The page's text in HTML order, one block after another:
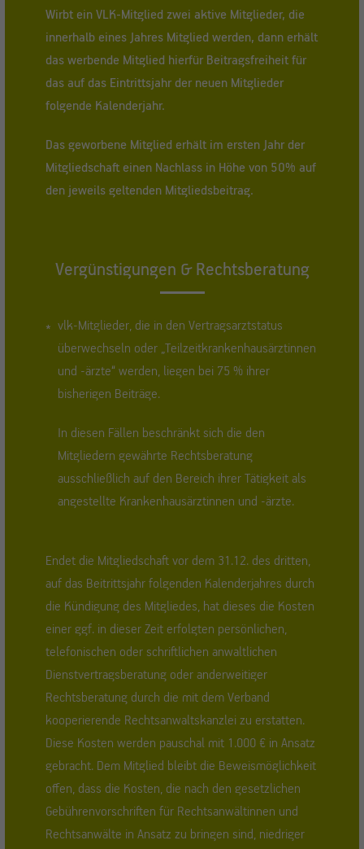
Wirbt ein VLK-Mitglied zwei aktive Mitglieder, die
innerhalb eines Jahres Mitglied werden, dann erhält
das werbende Mitglied hierfür Beitragsfreiheit für
das auf das Eintrittsjahr der neuen Mitglieder
folgende Kalenderjahr.
Das geworbene Mitglied erhält im ersten Jahr der
Mitgliedschaft einen Nachlass in Höhe von 50% auf
den jeweils geltenden Mitgliedsbeitrag.
Vergünstigungen & Rechtsberatung
* vlk-Mitglieder, die in den Vertragsarztstatus
überwechseln oder „Teilzeitkrankenhausärztinnen
und -ärzte“ werden, liegen bei 75 % ihrer
bisherigen Beiträge.
In diesen Fällen beschränkt sich die den
Mitgliedern gewährte Rechtsberatung
ausschließlich auf den Bereich ihrer Tätigkeit als
angestellte Krankenhausärztinnen und -ärzte.
Endet die Mitgliedschaft vor dem 31.12. des dritten,
auf das Beitrittsjahr folgenden Kalenderjahres durch
die Kündigung des Mitgliedes, hat dieses die Kosten
einer ggf. in dieser Zeit erfolgten persönlichen,
telefonischen oder schriftlichen anwaltlichen
Dienstvertragsberatung oder anderweitiger
Rechtsberatung durch die mit dem Verband
kooperierende Rechtsanwaltskanzlei zu erstatten.
Diese Kosten werden pauschal mit 1.000 € in Ansatz
gebracht. Dem Mitglied bleibt die Beweismöglichkeit
offen, dass die Kosten, die nach den gesetzlichen
Gebührenvorschriften für Rechtsanwältinnen und
Rechtsanwälte in Ansatz zu bringen sind, niedriger